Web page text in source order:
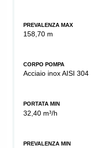
PREVALENZA MAX
158,70 m
CORPO POMPA
Acciaio inox AISI 304
PORTATA MIN
32,40 m³/h
PREVALENZA MIN